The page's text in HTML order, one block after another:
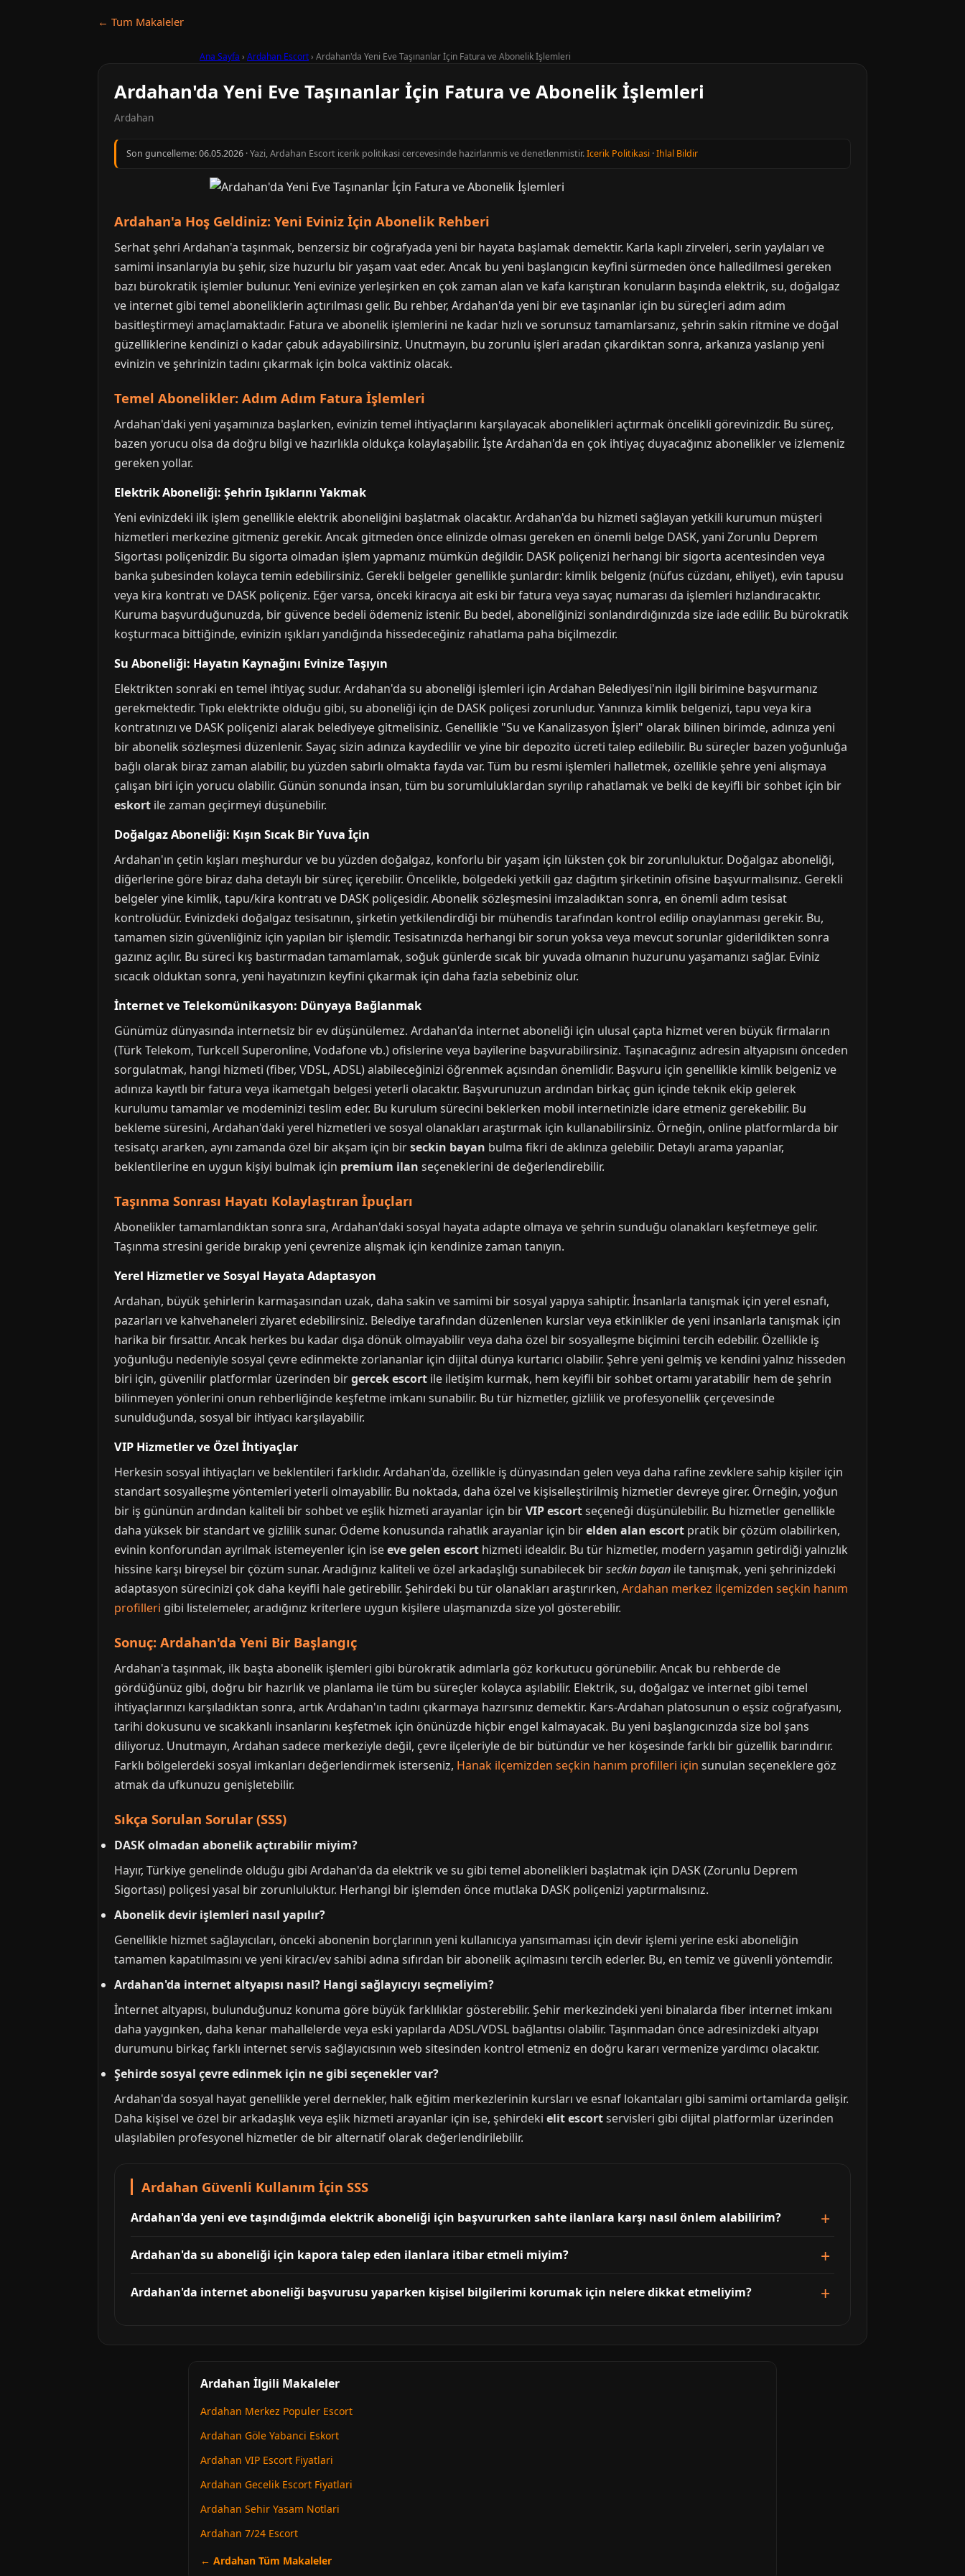
← Tum Makaleler
Ana Sayfa › Ardahan Escort› Ardahan'da Yeni Eve Taşınanlar İçin Fatura ve Abonelik İşlemleri
Ardahan'da Yeni Eve Taşınanlar İçin Fatura ve Abonelik İşlemleri
Ardahan
Son guncelleme:06.05.2026 · Yazi, Ardahan Escort icerik politikasi cercevesinde hazirlanmis ve denetlenmistir.Icerik Politikasi ·Ihlal Bildir
Ardahan'a Hoş Geldiniz: Yeni Eviniz İçin Abonelik Rehberi
Serhat şehri Ardahan'a taşınmak, benzersiz bir coğrafyada yeni bir hayata başlamak demektir. Karla kaplı zirveleri, serin yaylaları ve
samimi insanlarıyla bu şehir, size huzurlu bir yaşam vaat eder. Ancak bu yeni başlangıcın keyfini sürmeden önce halledilmesi gereken
bazı bürokratik işlemler bulunur. Yeni evinize yerleşirken en çok zaman alan ve kafa karıştıran konuların başında elektrik, su, doğalgaz
ve internet gibi temel aboneliklerin açtırılması gelir. Bu rehber, Ardahan'da yeni bir eve taşınanlar için bu süreçleri adım adım
basitleştirmeyi amaçlamaktadır. Fatura ve abonelik işlemlerini ne kadar hızlı ve sorunsuz tamamlarsanız, şehrin sakin ritmine ve doğal
güzelliklerine kendinizi o kadar çabuk adayabilirsiniz. Unutmayın, bu zorunlu işleri aradan çıkardıktan sonra, arkanıza yaslanıp yeni
evinizin ve şehrinizin tadını çıkarmak için bolca vaktiniz olacak.
Temel Abonelikler: Adım Adım Fatura İşlemleri
Ardahan'daki yeni yaşamınıza başlarken, evinizin temel ihtiyaçlarını karşılayacak abonelikleri açtırmak öncelikli görevinizdir. Bu süreç,
bazen yorucu olsa da doğru bilgi ve hazırlıkla oldukça kolaylaşabilir. İşte Ardahan'da en çok ihtiyaç duyacağınız abonelikler ve izlemeniz
gereken yollar.
Elektrik Aboneliği: Şehrin Işıklarını Yakmak
Yeni evinizdeki ilk işlem genellikle elektrik aboneliğini başlatmak olacaktır. Ardahan'da bu hizmeti sağlayan yetkili kurumun müşteri
hizmetleri merkezine gitmeniz gerekir. Ancak gitmeden önce elinizde olması gereken en önemli belge DASK, yani Zorunlu Deprem
Sigortası poliçenizdir. Bu sigorta olmadan işlem yapmanız mümkün değildir. DASK poliçenizi herhangi bir sigorta acentesinden veya
banka şubesinden kolayca temin edebilirsiniz. Gerekli belgeler genellikle şunlardır: kimlik belgeniz (nüfus cüzdanı, ehliyet), evin tapusu
veya kira kontratı ve DASK poliçeniz. Eğer varsa, önceki kiracıya ait eski bir fatura veya sayaç numarası da işlemleri hızlandıracaktır.
Kuruma başvurduğunuzda, bir güvence bedeli ödemeniz istenir. Bu bedel, aboneliğinizi sonlandırdığınızda size iade edilir. Bu bürokratik
koşturmaca bittiğinde, evinizin ışıkları yandığında hissedeceğiniz rahatlama paha biçilmezdir.
Su Aboneliği: Hayatın Kaynağını Evinize Taşıyın
Elektrikten sonraki en temel ihtiyaç sudur. Ardahan'da su aboneliği işlemleri için Ardahan Belediyesi'nin ilgili birimine başvurmanız
gerekmektedir. Tıpkı elektrikte olduğu gibi, su aboneliği için de DASK poliçesi zorunludur. Yanınıza kimlik belgenizi, tapu veya kira
kontratınızı ve DASK poliçenizi alarak belediyeye gitmelisiniz. Genellikle "Su ve Kanalizasyon İşleri" olarak bilinen birimde, adınıza yeni
bir abonelik sözleşmesi düzenlenir. Sayaç sizin adınıza kaydedilir ve yine bir depozito ücreti talep edilebilir. Bu süreçler bazen yoğunluğa
bağlı olarak biraz zaman alabilir, bu yüzden sabırlı olmakta fayda var. Tüm bu resmi işlemleri halletmek, özellikle şehre yeni alışmaya
çalışan biri için yorucu olabilir. Günün sonunda insan, tüm bu sorumluluklardan sıyrılıp rahatlamak ve belki de keyifli bir sohbet için bir
eskort ile zaman geçirmeyi düşünebilir.
Doğalgaz Aboneliği: Kışın Sıcak Bir Yuva İçin
Ardahan'ın çetin kışları meşhurdur ve bu yüzden doğalgaz, konforlu bir yaşam için lüksten çok bir zorunluluktur. Doğalgaz aboneliği,
diğerlerine göre biraz daha detaylı bir süreç içerebilir. Öncelikle, bölgedeki yetkili gaz dağıtım şirketinin ofisine başvurmalısınız. Gerekli
belgeler yine kimlik, tapu/kira kontratı ve DASK poliçesidir. Abonelik sözleşmesini imzaladıktan sonra, en önemli adım tesisat
kontrolüdür. Evinizdeki doğalgaz tesisatının, şirketin yetkilendirdiği bir mühendis tarafından kontrol edilip onaylanması gerekir. Bu,
tamamen sizin güvenliğiniz için yapılan bir işlemdir. Tesisatınızda herhangi bir sorun yoksa veya mevcut sorunlar giderildikten sonra
gazınız açılır. Bu süreci kış bastırmadan tamamlamak, soğuk günlerde sıcak bir yuvada olmanın huzurunu yaşamanızı sağlar. Eviniz
sıcacık olduktan sonra, yeni hayatınızın keyfini çıkarmak için daha fazla sebebiniz olur.
İnternet ve Telekomünikasyon: Dünyaya Bağlanmak
Günümüz dünyasında internetsiz bir ev düşünülemez. Ardahan'da internet aboneliği için ulusal çapta hizmet veren büyük firmaların
(Türk Telekom, Turkcell Superonline, Vodafone vb.) ofislerine veya bayilerine başvurabilirsiniz. Taşınacağınız adresin altyapısını önceden
sorgulatmak, hangi hizmeti (fiber, VDSL, ADSL) alabileceğinizi öğrenmek açısından önemlidir. Başvuru için genellikle kimlik belgeniz ve
adınıza kayıtlı bir fatura veya ikametgah belgesi yeterli olacaktır. Başvurunuzun ardından birkaç gün içinde teknik ekip gelerek
kurulumu tamamlar ve modeminizi teslim eder. Bu kurulum sürecini beklerken mobil internetinizle idare etmeniz gerekebilir. Bu
bekleme süresini, Ardahan'daki yerel hizmetleri ve sosyal olanakları araştırmak için kullanabilirsiniz. Örneğin, online platformlarda bir
tesisatçı ararken, aynı zamanda özel bir akşam için birseckin bayan bulma fikri de aklınıza gelebilir. Detaylı arama yapanlar,
beklentilerine en uygun kişiyi bulmak için premium ilan seçeneklerini de değerlendirebilir.
Taşınma Sonrası Hayatı Kolaylaştıran İpuçları
Abonelikler tamamlandıktan sonra sıra, Ardahan'daki sosyal hayata adapte olmaya ve şehrin sunduğu olanakları keşfetmeye gelir.
Taşınma stresini geride bırakıp yeni çevrenize alışmak için kendinize zaman tanıyın.
Yerel Hizmetler ve Sosyal Hayata Adaptasyon
Ardahan, büyük şehirlerin karmaşasından uzak, daha sakin ve samimi bir sosyal yapıya sahiptir. İnsanlarla tanışmak için yerel esnafı,
pazarları ve kahvehaneleri ziyaret edebilirsiniz. Belediye tarafından düzenlenen kurslar veya etkinlikler de yeni insanlarla tanışmak için
harika bir fırsattır. Ancak herkes bu kadar dışa dönük olmayabilir veya daha özel bir sosyalleşme biçimini tercih edebilir. Özellikle iş
yoğunluğu nedeniyle sosyal çevre edinmekte zorlananlar için dijital dünya kurtarıcı olabilir. Şehre yeni gelmiş ve kendini yalnız hisseden
biri için, güvenilir platformlar üzerinden birgercek escort ile iletişim kurmak, hem keyifli bir sohbet ortamı yaratabilir hem de şehrin
bilinmeyen yönlerini onun rehberliğinde keşfetme imkanı sunabilir. Bu tür hizmetler, gizlilik ve profesyonellik çerçevesinde
sunulduğunda, sosyal bir ihtiyacı karşılayabilir.
VIP Hizmetler ve Özel İhtiyaçlar
Herkesin sosyal ihtiyaçları ve beklentileri farklıdır. Ardahan'da, özellikle iş dünyasından gelen veya daha rafine zevklere sahip kişiler için
standart sosyalleşme yöntemleri yeterli olmayabilir. Bu noktada, daha özel ve kişiselleştirilmiş hizmetler devreye girer. Örneğin, yoğun
bir iş gününün ardından kaliteli bir sohbet ve eşlik hizmeti arayanlar için birVIP escortseçeneği düşünülebilir. Bu hizmetler genellikle
daha yüksek bir standart ve gizlilik sunar. Ödeme konusunda rahatlık arayanlar için birelden alan escort pratik bir çözüm olabilirken,
evinin konforundan ayrılmak istemeyenler için iseeve gelen escort hizmeti idealdir. Bu tür hizmetler, modern yaşamın getirdiği yalnızlık
hissine karşı bireysel bir çözüm sunar. Aradığınız kaliteli ve özel arkadaşlığı sunabilecek birseckin bayan ile tanışmak, yeni şehrinizdeki
adaptasyon sürecinizi çok daha keyifli hale getirebilir. Şehirdeki bu tür olanakları araştırırken, Ardahan merkez ilçemizden seçkin hanım
profilleri gibi listelemeler, aradığınız kriterlere uygun kişilere ulaşmanızda size yol gösterebilir.
Sonuç: Ardahan'da Yeni Bir Başlangıç
Ardahan'a taşınmak, ilk başta abonelik işlemleri gibi bürokratik adımlarla göz korkutucu görünebilir. Ancak bu rehberde de
gördüğünüz gibi, doğru bir hazırlık ve planlama ile tüm bu süreçler kolayca aşılabilir. Elektrik, su, doğalgaz ve internet gibi temel
ihtiyaçlarınızı karşıladıktan sonra, artık Ardahan'ın tadını çıkarmaya hazırsınız demektir. Kars-Ardahan platosunun o eşsiz coğrafyasını,
tarihi dokusunu ve sıcakkanlı insanlarını keşfetmek için önünüzde hiçbir engel kalmayacak. Bu yeni başlangıcınızda size bol şans
diliyoruz. Unutmayın, Ardahan sadece merkeziyle değil, çevre ilçeleriyle de bir bütündür ve her köşesinde farklı bir güzellik barındırır.
Farklı bölgelerdeki sosyal imkanları değerlendirmek isterseniz, Hanak ilçemizden seçkin hanım profilleri için sunulan seçeneklere göz
atmak da ufkunuzu genişletebilir.
Sıkça Sorulan Sorular (SSS)
DASK olmadan abonelik açtırabilir miyim?
Hayır, Türkiye genelinde olduğu gibi Ardahan'da da elektrik ve su gibi temel abonelikleri başlatmak için DASK (Zorunlu Deprem
Sigortası) poliçesi yasal bir zorunluluktur. Herhangi bir işlemden önce mutlaka DASK poliçenizi yaptırmalısınız.
Abonelik devir işlemleri nasıl yapılır?
Genellikle hizmet sağlayıcıları, önceki abonenin borçlarının yeni kullanıcıya yansımaması için devir işlemi yerine eski aboneliğin
tamamen kapatılmasını ve yeni kiracı/ev sahibi adına sıfırdan bir abonelik açılmasını tercih ederler. Bu, en temiz ve güvenli yöntemdir.
Ardahan'da internet altyapısı nasıl? Hangi sağlayıcıyı seçmeliyim?
İnternet altyapısı, bulunduğunuz konuma göre büyük farklılıklar gösterebilir. Şehir merkezindeki yeni binalarda fiber internet imkanı
daha yaygınken, daha kenar mahallelerde veya eski yapılarda ADSL/VDSL bağlantısı olabilir. Taşınmadan önce adresinizdeki altyapı
durumunu birkaç farklı internet servis sağlayıcısının web sitesinden kontrol etmeniz en doğru kararı vermenize yardımcı olacaktır.
Şehirde sosyal çevre edinmek için ne gibi seçenekler var?
Ardahan'da sosyal hayat genellikle yerel dernekler, halk eğitim merkezlerinin kursları ve esnaf lokantaları gibi samimi ortamlarda gelişir.
Daha kişisel ve özel bir arkadaşlık veya eşlik hizmeti arayanlar için ise, şehirdeki elit escortservisleri gibi dijital platformlar üzerinden
ulaşılabilen profesyonel hizmetler de bir alternatif olarak değerlendirilebilir.
Ardahan Güvenli Kullanım İçin SSS
Ardahan'da yeni eve taşındığımda elektrik aboneliği için başvururken sahte ilanlara karşı nasıl önlem alabilirim?
Ardahan'da su aboneliği için kapora talep eden ilanlara itibar etmeli miyim?
Ardahan'da internet aboneliği başvurusu yaparken kişisel bilgilerimi korumak için nelere dikkat etmeliyim?
Ardahan İlgili Makaleler
Ardahan Merkez Populer Escort
Ardahan Göle Yabanci Eskort
Ardahan VIP Escort Fiyatlari
Ardahan Gecelik Escort Fiyatlari
Ardahan Sehir Yasam Notlari
Ardahan 7/24 Escort
← Ardahan Tüm Makaleler